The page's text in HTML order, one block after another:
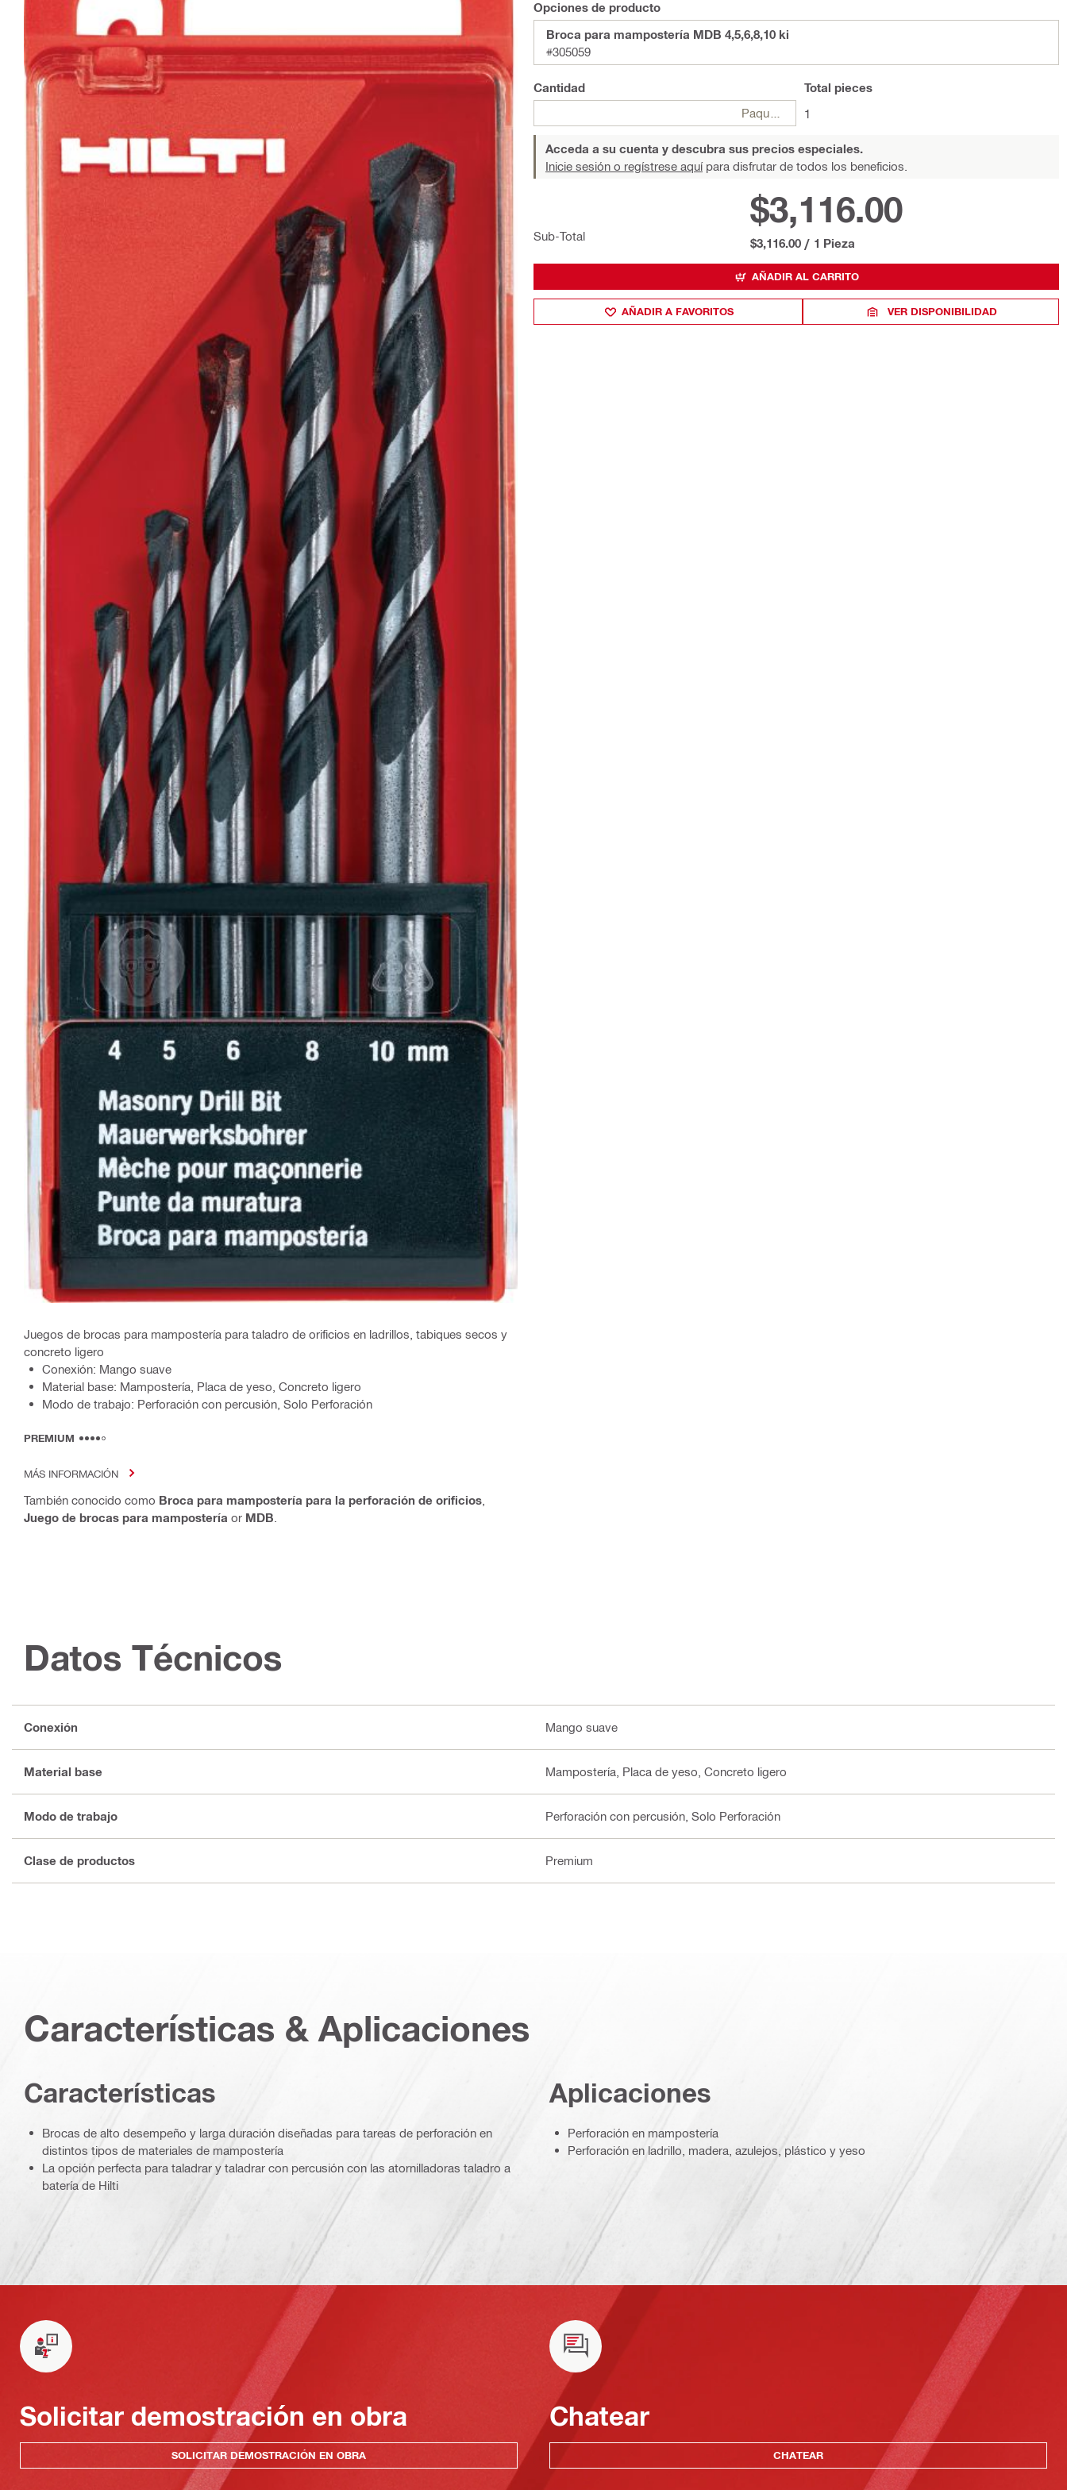
Juegos de brocas para mampostería para taladro de orificios en ladrillos, tabiques secos y
concreto ligero
Conexión: Mango suave
Material base: Mampostería, Placa de yeso, Concreto ligero
Modo de trabajo: Perforación con percusión, Solo Perforación
PREMIUM
MÁS INFORMACIÓN
También conocido como Broca para mampostería para la perforación de orificios
Juego de brocas para mampostería or MDB
Opciones de producto
Broca para mampostería MDB 4,5,6,8,10 ki
#305059
Cantidad
Paquetes
Total pieces
1
Acceda a su cuenta y descubra sus precios especiales.
Inicie sesión o regístrese aquípara disfrutar de todos los beneficios.
Sub-Total
$3,116.00
$3,116.00 / 1 Pieza
AÑADIR AL CARRITO
AÑADIR A FAVORITOS VER DISPONIBILIDAD
Datos Técnicos
Conexión Mango suave
Material base Mampostería, Placa de yeso, Concreto ligero
Modo de trabajo Perforación con percusión, Solo Perforación
Clase de productos Premium
Características & Aplicaciones
Características
Brocas de alto desempeño y larga duración diseñadas para tareas de perforación en
distintos tipos de materiales de mampostería
La opción perfecta para taladrar y taladrar con percusión con las atornilladoras taladro a
batería de Hilti
Aplicaciones
Perforación en mampostería
Perforación en ladrillo, madera, azulejos, plástico y yeso
Solicitar demostración en obra
SOLICITAR DEMOSTRACIÓN EN OBRA
Chatear
CHATEAR